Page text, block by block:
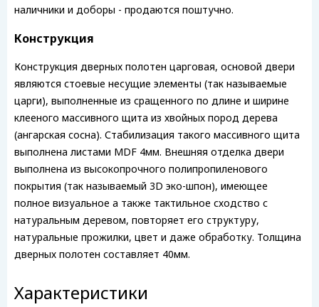
наличники и доборы - продаются поштучно.
Конструкция
Конструкция дверных полотен царговая, основой двери
являются стоевые несущие элементы (так называемые
царги), выполненные из сращенного по длине и ширине
клееного массивного щита из хвойных пород дерева
(ангарская сосна). Стабилизация такого массивного щита
выполнена листами MDF 4мм. Внешняя отделка двери
выполнена из высокопрочного полипропиленового
покрытия (так называемый 3D эко-шпон), имеющее
полное визуальное а также тактильное сходство с
натуральным деревом, повторяет его структуру,
натуральные прожилки, цвет и даже обработку. Толщина
дверных полотен составляет 40мм.
Характеристики